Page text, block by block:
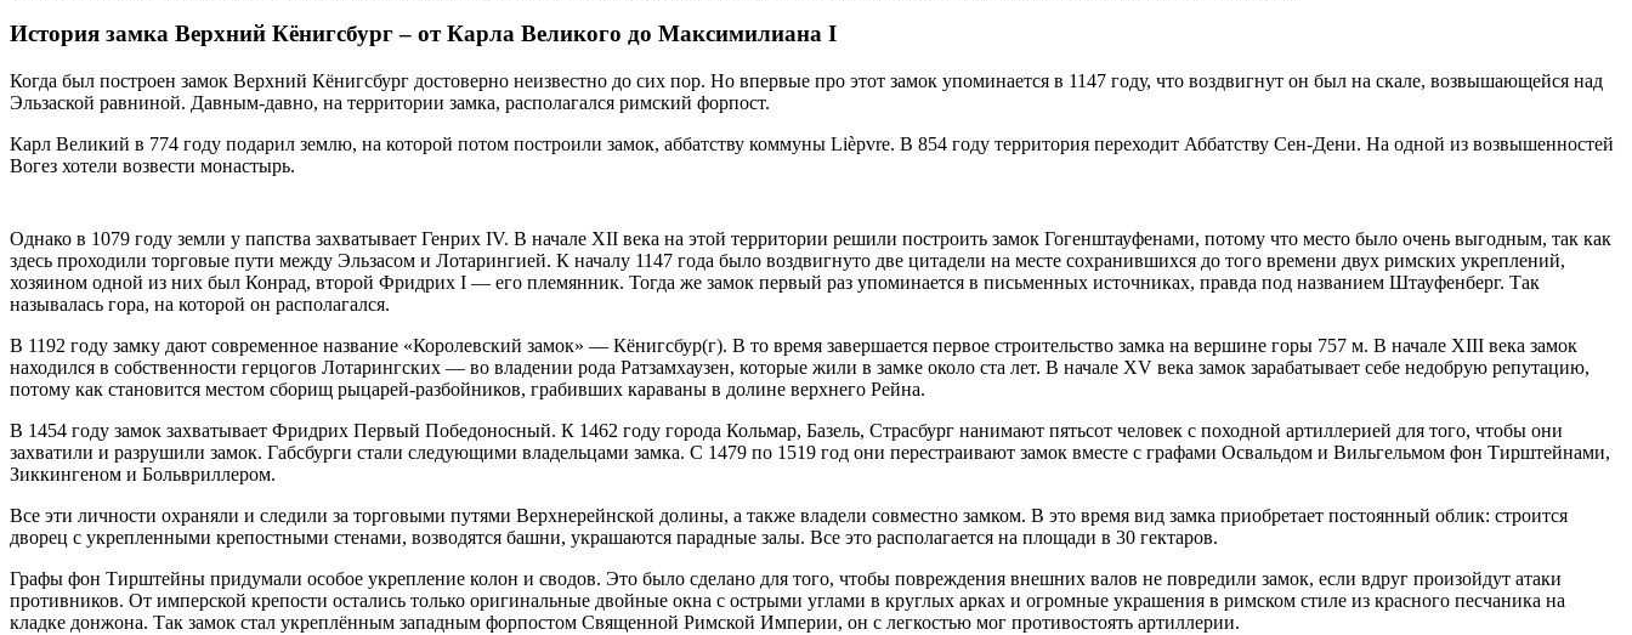
История замка Верхний Кёнигсбург – от Карла Великого до Максимилиана I
Когда был построен замок Верхний Кёнигсбург достоверно неизвестно до сих пор. Но впервые про этот замок упоминается в 1147 году, что воздвигнут он был на скале, возвышающейся над
Эльзаской равниной. Давным-давно, на территории замка, располагался римский форпост.
Карл Великий в 774 году подарил землю, на которой потом построили замок, аббатству коммуны Lièpvre. В 854 году территория переходит Аббатству Сен-Дени. На одной из возвышенностей
Вогез хотели возвести монастырь.
Однако в 1079 году земли у папства захватывает Генрих IV. В начале XII века на этой территории решили построить замок Гогенштауфенами, потому что место было очень выгодным, так как
здесь проходили торговые пути между Эльзасом и Лотарингией. К началу 1147 года было воздвигнуто две цитадели на месте сохранившихся до того времени двух римских укреплений,
хозяином одной из них был Конрад, второй Фридрих I — его племянник. Тогда же замок первый раз упоминается в письменных источниках, правда под названием Штауфенберг. Так
называлась гора, на которой он располагался.
В 1192 году замку дают современное название «Королевский замок» — Кёнигсбур(г). В то время завершается первое строительство замка на вершине горы 757 м. В начале XIII века замок
находился в собственности герцогов Лотарингских — во владении рода Ратзамхаузен, которые жили в замке около ста лет. В начале XV века замок зарабатывает себе недобрую репутацию,
потому как становится местом сборищ рыцарей-разбойников, грабивших караваны в долине верхнего Рейна.
В 1454 году замок захватывает Фридрих Первый Победоносный. К 1462 году города Кольмар, Базель, Страсбург нанимают пятьсот человек с походной артиллерией для того, чтобы они
захватили и разрушили замок. Габсбурги стали следующими владельцами замка. С 1479 по 1519 год они перестраивают замок вместе с графами Освальдом и Вильгельмом фон Тирштейнами,
Зиккингеном и Больвриллером.
Все эти личности охраняли и следили за торговыми путями Верхнерейнской долины, а также владели совместно замком. В это время вид замка приобретает постоянный облик: строится
дворец с укрепленными крепостными стенами, возводятся башни, украшаются парадные залы. Все это располагается на площади в 30 гектаров.
Графы фон Тирштейны придумали особое укрепление колон и сводов. Это было сделано для того, чтобы повреждения внешних валов не повредили замок, если вдруг произойдут атаки
противников. От имперской крепости остались только оригинальные двойные окна с острыми углами в круглых арках и огромные украшения в римском стиле из красного песчаника на
кладке донжона. Так замок стал укреплённым западным форпостом Священной Римской Империи, он с легкостью мог противостоять артиллерии.